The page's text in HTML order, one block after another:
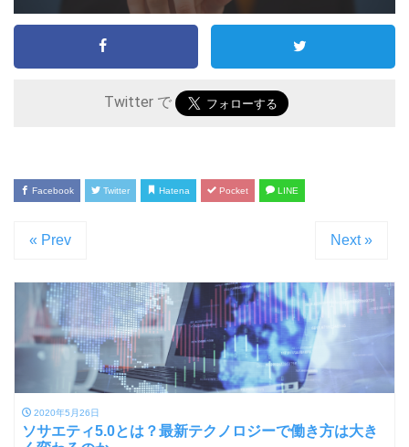
Twitter で
Facebook Twitter Hatena Pocket LINE
« Prev Next »
2020年5月26日
ソサエティ5.0とは？最新テクノロジーで働き方は大き